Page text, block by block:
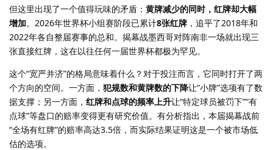
但这里出现了一个值得玩味的矛盾： 黄牌减少的同时，红牌却大幅
增加。2026年世界杯小组赛阶段已累计8张红牌 ，追平了2018年和
2022年各自整届赛事的总和。揭幕战墨西哥对阵南非一场就出现三
张直接红牌，这在以往任何一届世界杯都极为罕见。
这个“宽严并济”的格局意味着什么？对于投注而言，它同时打开了两
个方向的空间。一方面， 犯规数和黄牌数的下降让“小牌”选项有了数
据支撑；另一方面， 红牌和点球的频率上升让“特定球员被罚下”“有
点球”等盘口的赔率变得更有研究价值。有分析指出，本届揭幕战前
“全场有红牌”的赔率高达3.5倍，而实际结果证明这是一个被市场低
估的选项。